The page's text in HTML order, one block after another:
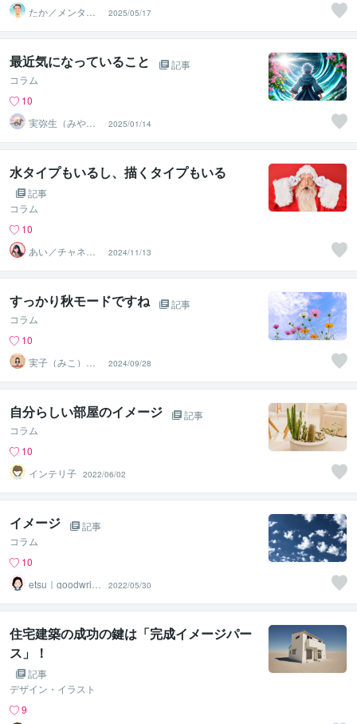
たか／メンタル
パートナー
2025/05/17
最近気になっていること
記事
コラム
10
実弥生（みや
の）
2025/01/14
水タイプもいるし、描くタイプもいる
記事
コラム
10
あい／チャネリ
ングアート✨夏S
ALE
2024/11/13
すっかり秋モードですね
記事
コラム
10
実子（みこ）✨
未来好転セラピ
ーカフェ
2024/09/28
自分らしい部屋のイメージ
記事
コラム
10
インテリ子 2022/06/02
イメージ
記事
コラム
10
etsu｜goodwritin
2022/05/30
住宅建築の成功の鍵は「完成イメージパー
ス」！
記事
デザイン・イラスト
9